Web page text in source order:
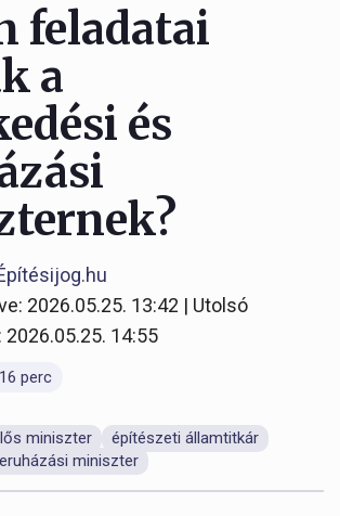
feladatai
a
és
2026.05.25. 13:42 | Utolsó
14:55
16 perc
miniszter
építészeti államtitkár
miniszter